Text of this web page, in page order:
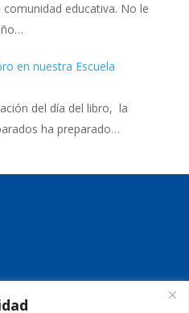
educativa. No le
en nuestra Escuela
del día del libro, la
ha preparado…